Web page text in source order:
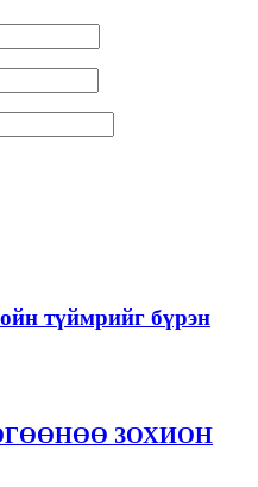
түймрийг бүрэн
ЗОХИОН